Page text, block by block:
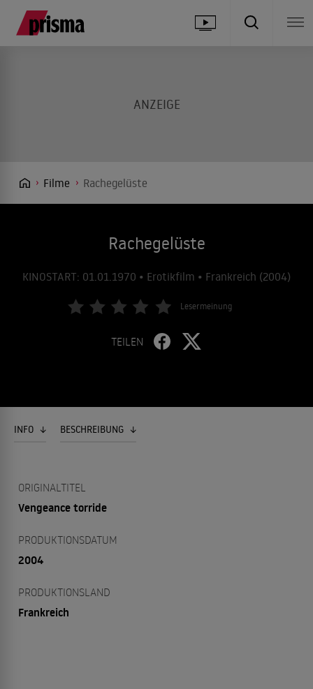
Filme Rachegelüste
Rachegelüste
KINOSTART: 01.01.1970 • Erotikfilm • Frankreich (2004)
Lesermeinung
TEILEN
INFO BESCHREIBUNG
ORIGINALTITEL
Vengeance torride
PRODUKTIONSDATUM
2004
PRODUKTIONSLAND
Frankreich